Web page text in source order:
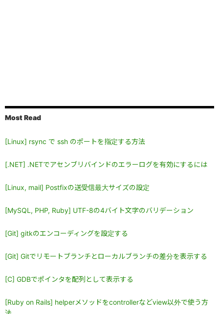
Most Read
[Linux] rsync で ssh のポートを指定する方法
[.NET] .NETでアセンブリバインドのエラーログを有効にするには
[Linux, mail] Postfixの送受信最大サイズの設定
[MySQL, PHP, Ruby] UTF-8の4バイト文字のバリデーション
[Git] gitkのエンコーディングを設定する
[Git] Gitでリモートブランチとローカルブランチの差分を表示する
[C] GDBでポインタを配列として表示する
[Ruby on Rails] helperメソッドをcontrollerなどview以外で使う方